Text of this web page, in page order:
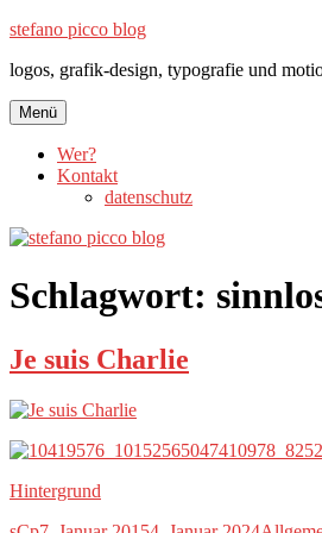
Zum
springen
stefano picco blog
logos, grafik-design, typografie und
Menü
Wer?
Kontakt
datenschutz
Schlagwort:
Je suis Charlie
Hintergrund